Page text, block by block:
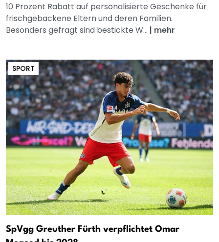
10 Prozent Rabatt auf personalisierte Geschenke für
frischgebackene Eltern und deren Familien.
Besonders gefragt sind bestickte W... | mehr
SPORT
SpVgg Greuther Fürth verpflichtet Omar